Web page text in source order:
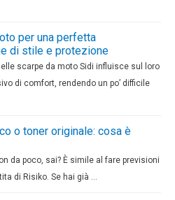
per una perfetta
di stile e protezione
scarpe da moto Sidi influisce sul loro
di comfort, rendendo un po’ difficile
o toner originale: cosa è
da poco, sai? È simile al fare previsioni
di Risiko. Se hai già …